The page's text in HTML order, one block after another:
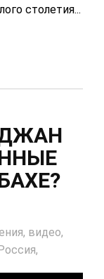
столетия...
видео,